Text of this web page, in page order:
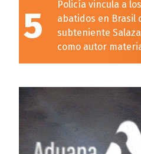
5
Policía vincula a
abatidos en Brasil
subteniente
como autor